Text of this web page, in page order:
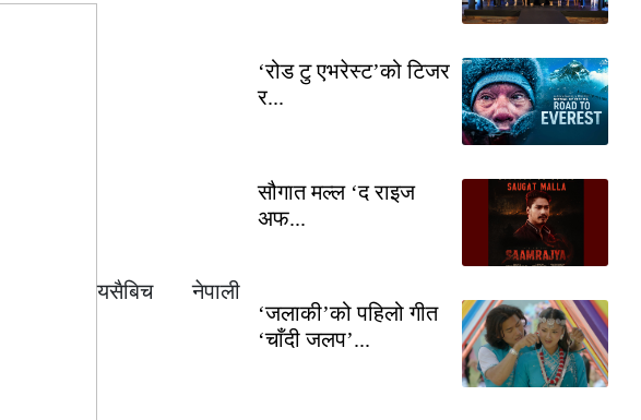
यसैबिच नेपाली
‘रोड टु एभरेस्ट’को टिजर
र...
सौगात मल्ल ‘द राइज
अफ...
‘जलाकी’को पहिलो गीत
‘चाँदी जलप’...